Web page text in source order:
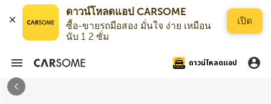
ดาวน์โหลดแอป CARSOME
ซื้อ-ขายรถมือสอง มั่นใจ ง่าย เหมือน
นับ 1 2 ซั่ม
เปิด
ดาวน์โหลดแอป